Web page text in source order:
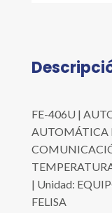
FE-406U |
AUTOMÁTICA
| Unidad:
FELISA